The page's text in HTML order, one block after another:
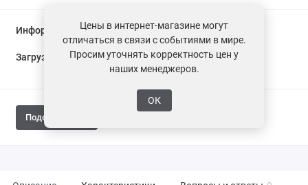
Информация о доставке
Загрузка...
Поделиться
Цены в интернет-магазине могут
отличаться в связи с событиями в мире.
Просим уточнять корректность цен у
наших менеджеров.
ОК